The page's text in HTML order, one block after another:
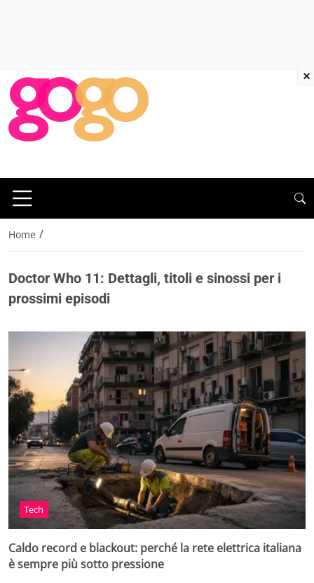
Home /
Doctor Who 11: Dettagli, titoli e sinossi per i
prossimi episodi
Tech
Caldo record e blackout: perché la rete elettrica italiana
è sempre più sotto pressione
×